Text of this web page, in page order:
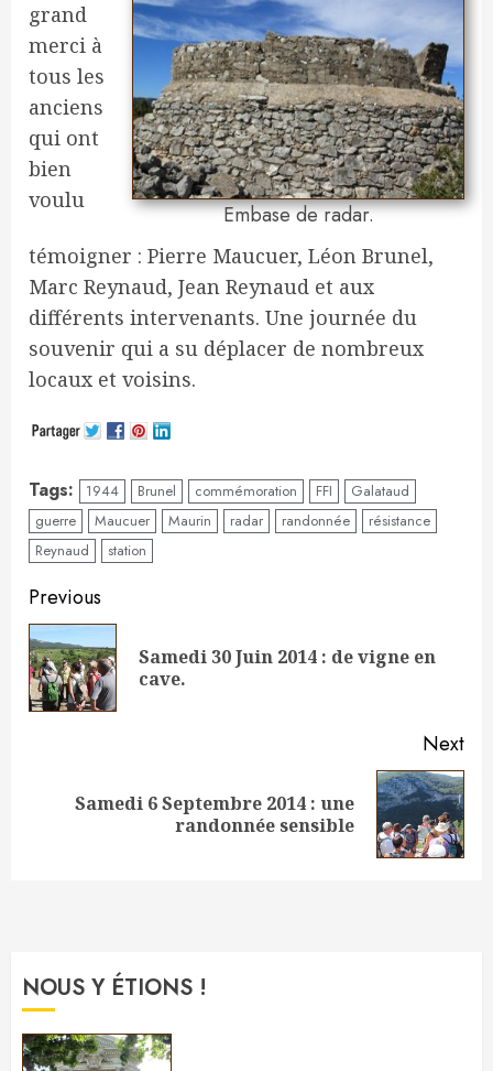
Embase de radar.
grand
merci à
tous les
anciens
qui ont
bien
voulu
témoigner : Pierre Maucuer, Léon Brunel,
Marc Reynaud, Jean Reynaud et aux
différents intervenants. Une journée du
souvenir qui a su déplacer de nombreux
locaux et voisins.
Tags: 1944 Brunel commémoration FFI
Galataud
guerre
Maucuer Maurin radar randonnée
résistance
Reynaud
station
Continue
Reading
Previous
Samedi 30 Juin 2014 : de vigne en
cave.
Next
Samedi 6 Septembre 2014 : une
randonnée sensible
NOUS Y ÉTIONS !